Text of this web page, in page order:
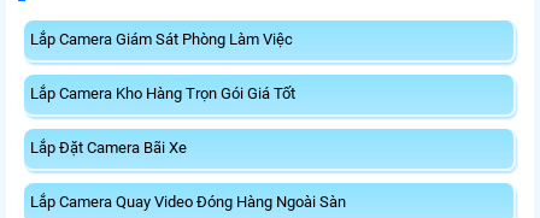
Lắp Camera Giám Sát Phòng Làm Việc
Lắp Camera Kho Hàng Trọn Gói Giá Tốt
Lắp Đặt Camera Bãi Xe
Lắp Camera Quay Video Đóng Hàng Ngoài Sàn